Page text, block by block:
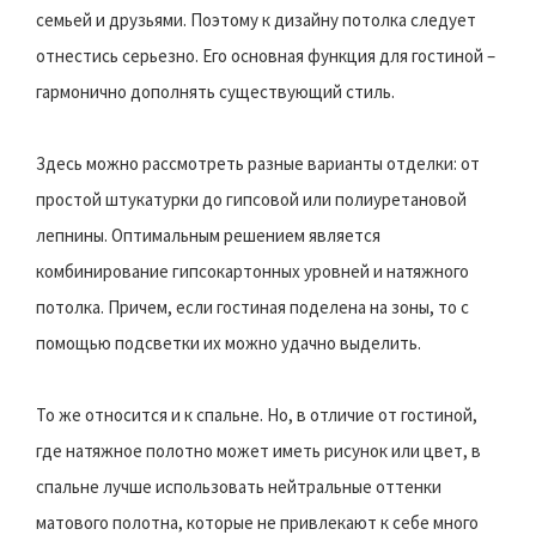
семьей и друзьями. Поэтому к дизайну потолка следует
отнестись серьезно. Его основная функция для гостиной –
гармонично дополнять существующий стиль.
Здесь можно рассмотреть разные варианты отделки: от
простой штукатурки до гипсовой или полиуретановой
лепнины. Оптимальным решением является
комбинирование гипсокартонных уровней и натяжного
потолка. Причем, если гостиная поделена на зоны, то с
помощью подсветки их можно удачно выделить.
То же относится и к спальне. Но, в отличие от гостиной,
где натяжное полотно может иметь рисунок или цвет, в
спальне лучше использовать нейтральные оттенки
матового полотна, которые не привлекают к себе много